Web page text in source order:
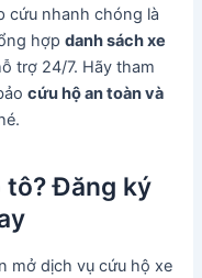
cứu nhanh chóng là
hợpdanh sách xe
trợ 24/7. Hãy tham
cứu hộ an toàn và
tô? Đăng ký
mở dịch vụ cứu hộ xe